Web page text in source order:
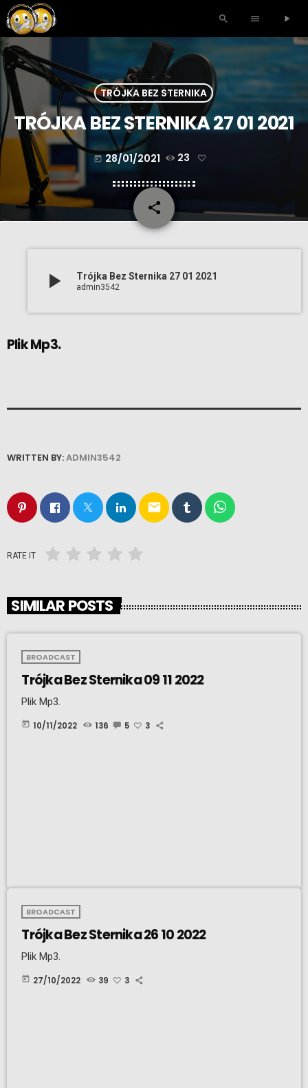
search menu play_arrow
TRÓJKA BEZ STERNIKA
TRÓJKA BEZ STERNIKA 27 01 2021
today 28/01/2021 23
share
email
play_arrow Trójka Bez Sternika 27 01 2021
admin3542
Plik Mp3.
WRITTEN BY:ADMIN3542
email
RATE IT
SIMILAR POSTS
BROADCAST
Trójka Bez Sternika 09 11 2022
Plik Mp3.
today 10/11/2022 136 5 3
BROADCAST
Trójka Bez Sternika 26 10 2022
Plik Mp3.
today 27/10/2022 39 3